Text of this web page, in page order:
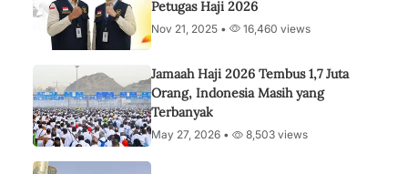
Petugas Haji 2026
Nov 21, 2025 • 16,460 views
Jamaah Haji 2026 Tembus 1,7 Juta
Orang, Indonesia Masih yang
Terbanyak
May 27, 2026 • 8,503 views